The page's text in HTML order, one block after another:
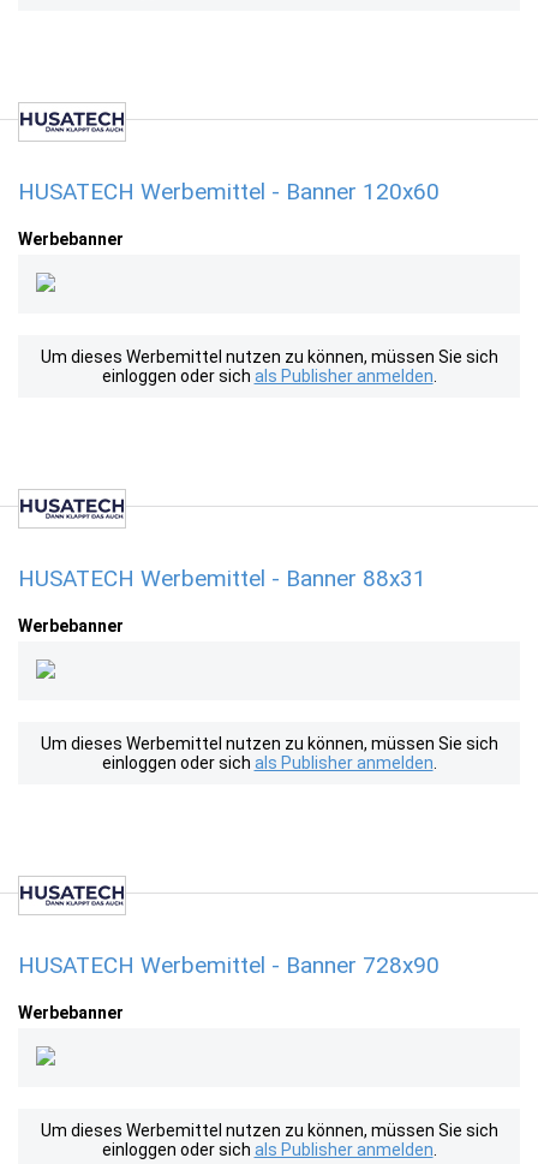
HUSATECH Werbemittel - Banner 120x60
Werbebanner
Um dieses Werbemittel nutzen zu können, müssen Sie sich
einloggen oder sich als Publisher anmelden
HUSATECH Werbemittel - Banner 88x31
Werbebanner
Um dieses Werbemittel nutzen zu können, müssen Sie sich
einloggen oder sich als Publisher anmelden
HUSATECH Werbemittel - Banner 728x90
Werbebanner
Um dieses Werbemittel nutzen zu können, müssen Sie sich
einloggen oder sich als Publisher anmelden